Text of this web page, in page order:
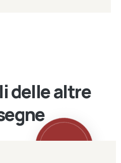
delle altre